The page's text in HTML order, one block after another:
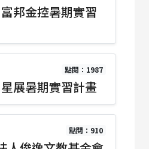
富邦金控暑期實習
點閱：1987
星展暑期實習計畫
點閱：910